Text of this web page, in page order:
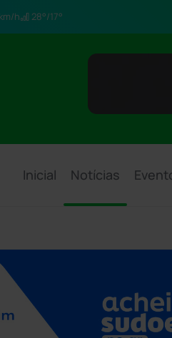
h 28°/17°
Inicial Notícias